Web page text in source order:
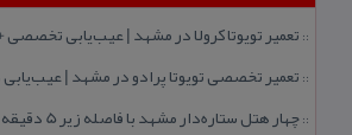
:: تعمیر تویوتا كرولا در مشهد | عیب‌یابی تخصصی
:: تعمیر تخصصی تویوتا پرادو در مشهد | عیب‌یابی
::چهار هتل‌ ستاره‌دار مشهد با فاصله زیر 5 دقیقه تا حرم